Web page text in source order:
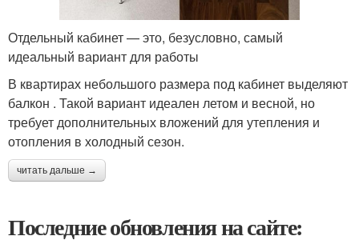
Отдельный кабинет — это, безусловно, самый
идеальный вариант для работы
В квартирах небольшого размера под кабинет выделяют
балкон . Такой вариант идеален летом и весной, но
требует дополнительных вложений для утепления и
отопления в холодный сезон.
читать дальше →
Последние обновления на сайте: